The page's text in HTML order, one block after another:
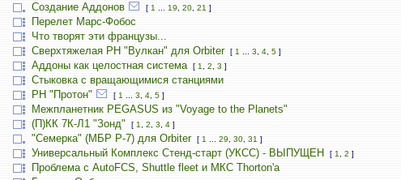
Создание Аддонов [ 1 19, 20, 21 ]
Перелет Марс-Фобос
Что творят эти французы...
Сверхтяжелая РН "Вулкан" для Orbiter [ 1 3 4, 5]
Аддоны как целостная система [ 1 2 3 ]
Стыковка с вращающимися станциями
РН "Протон" [ 1 3 4, 5]
Межпланетник PEGASUS из "Voyage to the Planets"
(П)КК 7К-Л1 "Зонд" [ 1 2 3 4]
"Семерка" (МБР Р-7) для Orbiter [ 1 29, 30, 31 ]
Универсальный Комплекс Стенд-старт (УКСС) - ВЫПУЩЕН [ 1 2 ]
Проблема с AutoFCS, Shuttle fleet и МКС Thorton'а